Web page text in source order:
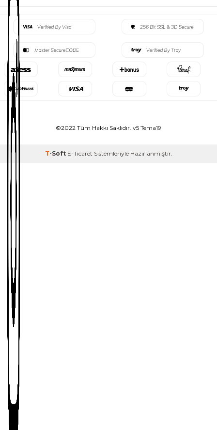
©2022 Tüm Hakkı Saklıdır. v5 Tema19
T-Soft E-Ticaret Sistemleriyle Hazırlanmıştır.